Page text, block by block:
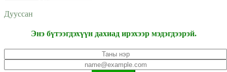
Дууссан
Энэ бүтээгдэхүүн дахиад ирэхээр мэдэгдээрэй.